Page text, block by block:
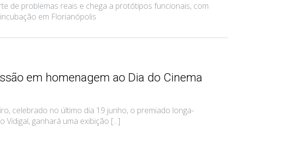
de problemas reais e chega a protótipos funcionais, com
em Florianópolis
em homenagem ao Dia do Cinema
celebrado no último dia 19 junho, o premiado longa-
ganhará uma exibição [...]